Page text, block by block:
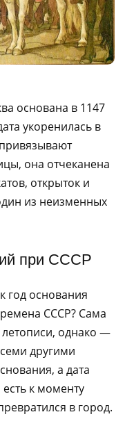
основана в 1147
укоренилась в
она отчеканена
открыток и
из неизменных
при СССР
год основания
СССР? Сама
летописи, однако —
другими
а дата
к моменту
в город.